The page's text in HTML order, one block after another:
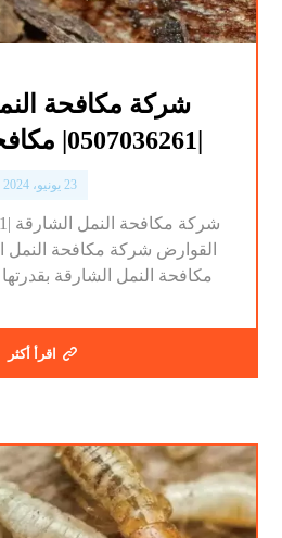
شركة مكافحة
23 يونيو، 2024
القوارض شركة مكافحة النمل
مكافحة النمل الشارقة
اقرأ أكثر